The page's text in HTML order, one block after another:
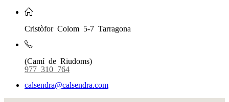
Cristòfor Colom 5-7 Tarragona
(Camí de Riudoms)
977 310 764
calsendra@calsendra.com